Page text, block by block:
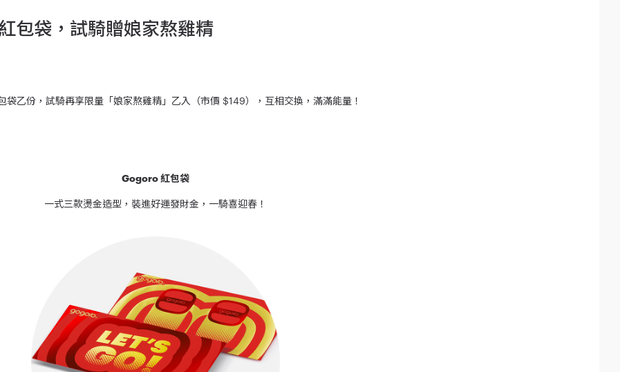
包袋，試騎贈娘家熬雞精
乙份，試騎再享限量「娘家熬雞精」乙入（市價 $149），互相交換，滿滿能量！
Gogoro 紅包袋
一式三款燙金造型，裝進好運發財金，一騎喜迎春！